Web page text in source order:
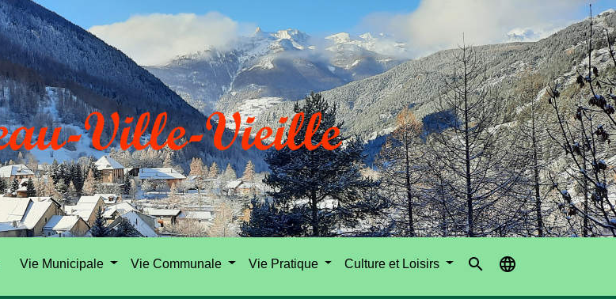
Vie Municipale Vie Communale Vie Pratique Culture et Loisirs search language